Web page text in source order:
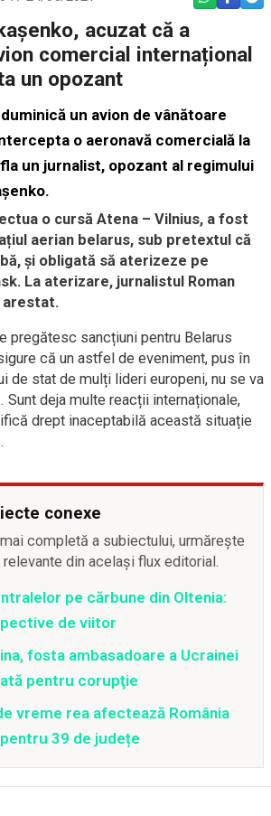
acuzat că a
comercial internațional
un opozant
un avion de vânătoare
o aeronavă comercială la
un jurnalist, opozant al regimului
o cursă Atena – Vilnius, a fost
aerian belarus, sub pretextul că
și obligată să aterizeze pe
La aterizare, jurnalistul Roman
pregătesc sancțiuni pentru Belarus
că un astfel de eveniment, pus în
de stat de mulți lideri europeni, nu se va
Sunt deja multe reacții internaționale,
drept inaceptabilă această situație
conexe
completă a subiectului, urmărește
din același flux editorial.
pe cărbune din Oltenia:
de viitor
fosta ambasadoare a Ucrainei
pentru corupţie
vreme rea afectează România
39 de județe